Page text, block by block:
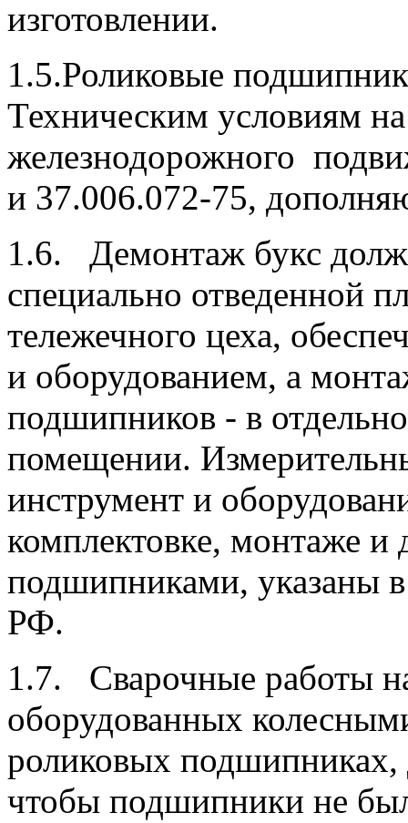
изготовлении.
1.5.Роликовые
Техническим условиям
железнодорожного
и 37.006.072-75,
1.6. Демонтаж букс
специально отведенной
тележечного цеха,
и оборудованием, а
подшипников - в
помещении.
инструмент и
комплектовке, монтаже
подшипниками,
РФ.
1.7. Сварочные работы
оборудованных
роликовых
чтобы подшипники не